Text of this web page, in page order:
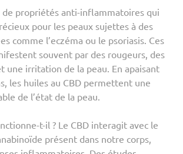
de propriétés anti-inflammatoires qui
pour les peaux sujettes à des
comme l’eczéma ou le psoriasis. Ces
souvent par des rougeurs, des
une irritation de la peau. En apaisant
les huiles au CBD permettent une
de l’état de la peau.
t-il ? Le CBD interagit avec le
présent dans notre corps,